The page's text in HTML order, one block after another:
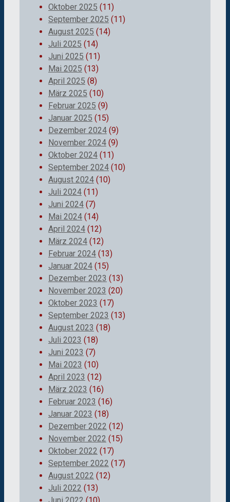
Oktober 2025 (11)
September 2025 (11)
August 2025 (14)
Juli 2025 (14)
Juni 2025 (11)
Mai 2025 (13)
April 2025 (8)
März 2025 (10)
Februar 2025 (9)
Januar 2025 (15)
Dezember 2024 (9)
November 2024 (9)
Oktober 2024 (11)
September 2024 (10)
August 2024 (10)
Juli 2024 (11)
Juni 2024 (7)
Mai 2024 (14)
April 2024 (12)
März 2024 (12)
Februar 2024 (13)
Januar 2024 (15)
Dezember 2023 (13)
November 2023 (20)
Oktober 2023 (17)
September 2023 (13)
August 2023 (18)
Juli 2023 (18)
Juni 2023 (7)
Mai 2023 (10)
April 2023 (12)
März 2023 (16)
Februar 2023 (16)
Januar 2023 (18)
Dezember 2022 (12)
November 2022 (15)
Oktober 2022 (17)
September 2022 (17)
August 2022 (12)
Juli 2022 (13)
Juni 2022 (10)